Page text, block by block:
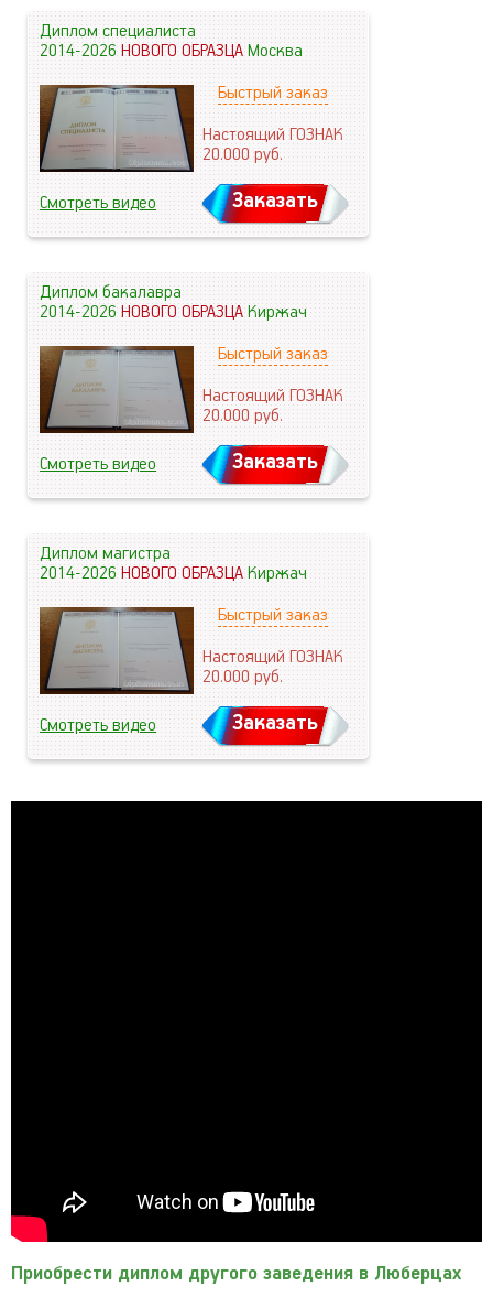
Диплом специалиста
2014-2026НОВОГО ОБРАЗЦАМосква
Быстрый заказ
Настоящий ГОЗНАК
20.000руб.
Смотреть видео Заказать
Диплом бакалавра
2014-2026НОВОГО ОБРАЗЦАКиржач
Быстрый заказ
Настоящий ГОЗНАК
20.000руб.
Смотреть видео Заказать
Диплом магистра
2014-2026НОВОГО ОБРАЗЦАКиржач
Быстрый заказ
Настоящий ГОЗНАК
20.000руб.
Смотреть видео Заказать
Приобрести диплом другого заведения в Люберцах